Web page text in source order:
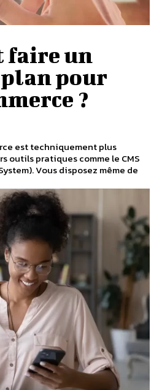
faire un
pour
?
est techniquement plus
outils pratiques comme le CMS
Vous disposez même de